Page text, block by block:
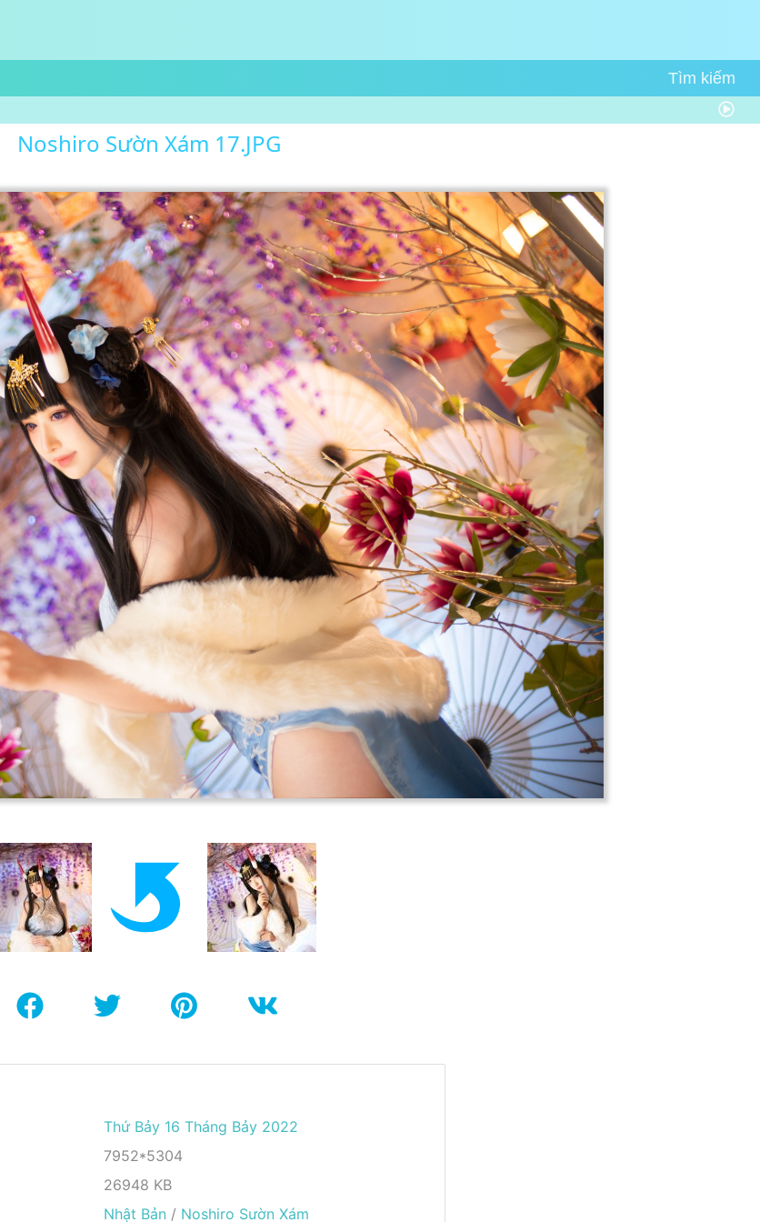
Noshiro Sườn Xám 17.JPG
Thứ Bảy 16 Tháng Bảy 2022
7952*5304
26948 KB
Nhật Bản / Noshiro Sườn Xám